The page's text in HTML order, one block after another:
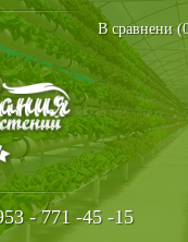
- 771 -45 -15
В сравнени (